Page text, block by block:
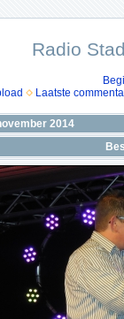
Radio
Laatste
2014